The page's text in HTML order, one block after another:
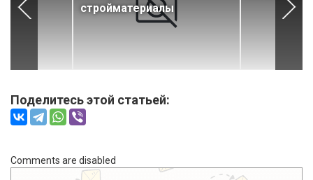
стройматериалы
Поделитесь этой статьей:
Comments are disabled